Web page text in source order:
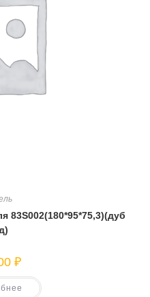
83S002(180*95*75,3)(дуб
₽